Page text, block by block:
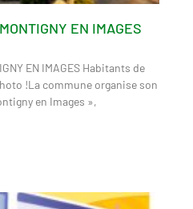
EN IMAGES
EN IMAGES Habitants de
!La commune organise son
en Images »,